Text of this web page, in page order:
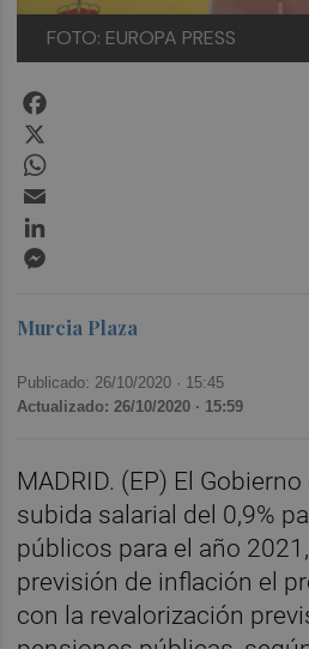
FOTO: EUROPA PRESS
Murcia Plaza
Publicado: 26/10/2020 · 15:45
Actualizado: 26/10/2020 · 15:59
MADRID. (EP) El
subida salarial del 0,9%
públicos para el año
previsión de inflación el
con la revalorización